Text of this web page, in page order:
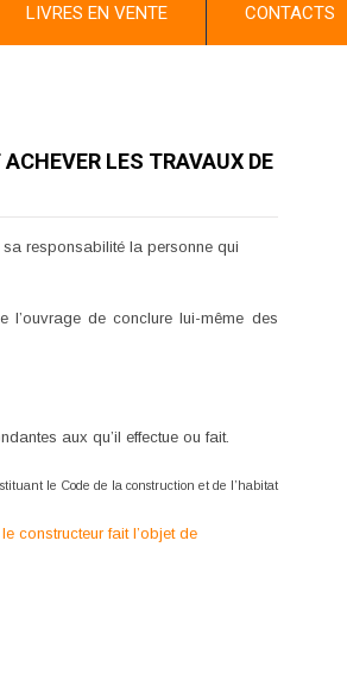
LIVRES EN VENTE CONTACTS
LES TRAVAUX DE
responsabilité la personne qui
l’ouvrage de conclure lui-même des
aux qu’il effectue ou fait.
le Code de la construction et de l’habitat
constructeur fait l’objet de